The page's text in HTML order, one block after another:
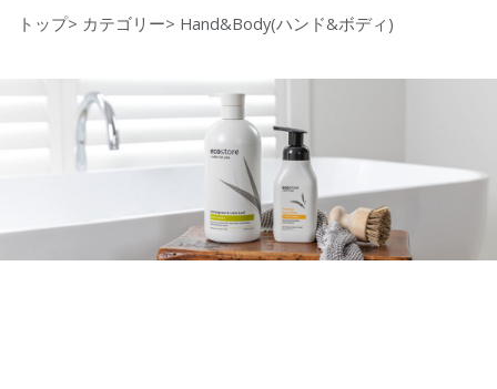
トップ> カテゴリー> Hand&Body(ハンド&ボディ)